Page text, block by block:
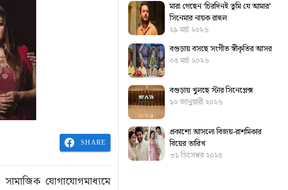
SHARE
সামাজিক যোগাযোগমাধ্যমে
মারা গেছেন ‘চিরদিনই তুমি যে আমার’
সিনেমার নায়ক রাহুল
২৯ মার্চ ২০২৬
বগুড়ায় বসছে সংগীত স্বীকৃতির আসর
০৫ মার্চ ২০২৬
বগুড়ায় খুলছে স্টার সিনেপ্লেক্স
১০ জানুয়ারী ২০২৬
প্রকাশ্যে আসলো বিজয়-রাশমিকার
বিয়ের তারিখ
৩১ ডিসেম্বর ২০২৫